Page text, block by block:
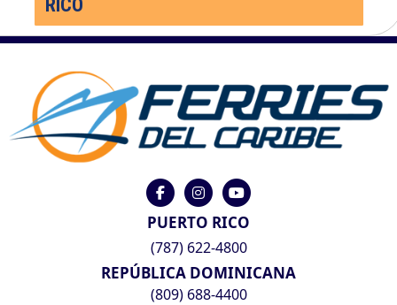
RICO
PUERTO RICO
(787) 622-4800
REPÚBLICA DOMINICANA
(809) 688-4400